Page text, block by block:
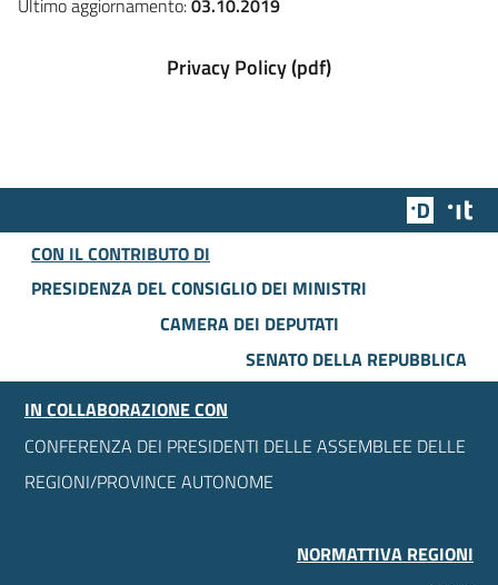
Ultimo aggiornamento:03.10.2019
Privacy Policy (pdf)
Team
CON IL CONTRIBUTO DI
PRESIDENZA DEL CONSIGLIO DEI MINISTRI
CAMERA DEI DEPUTATI
SENATO DELLA REPUBBLICA
IN COLLABORAZIONE CON
CONFERENZA DEI PRESIDENTI DELLE ASSEMBLEE DELLE
REGIONI/PROVINCE AUTONOME
NORMATTIVA REGIONI